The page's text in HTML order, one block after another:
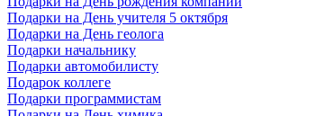
Подарки на День учителя 5 октября
Подарки на День геолога
Подарки начальнику
Подарки автомобилисту
Подарок коллеге
Подарки программистам